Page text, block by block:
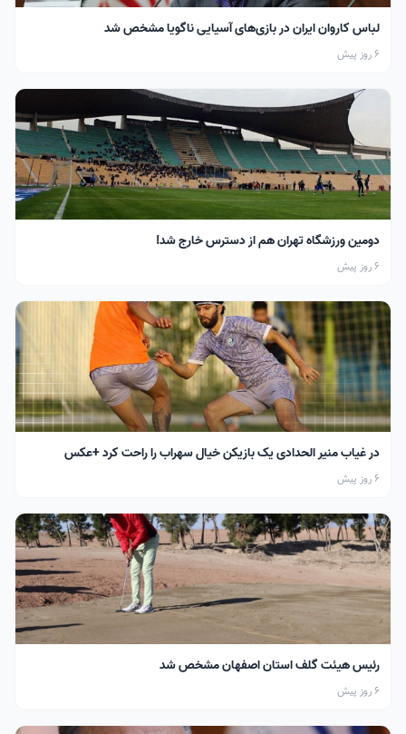
لباس کاروان ایران در بازی‌های آسیایی ناگویا مشخص شد
6 روز پیش
دومین ورزشگاه تهران هم از دسترس خارج شد!
6 روز پیش
در غیاب منیر الحدادی یک بازیکن خیال سهراب را راحت کرد +عکس
6 روز پیش
رئیس هیئت گلف استان اصفهان مشخص شد
6 روز پیش